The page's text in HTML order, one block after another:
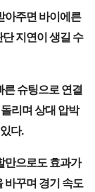
아주면 바이에른
지연이 생길 수
슈팅으로 연결
리며 상대 압박
다.
만으로도 효과가
바꾸며 경기 속도